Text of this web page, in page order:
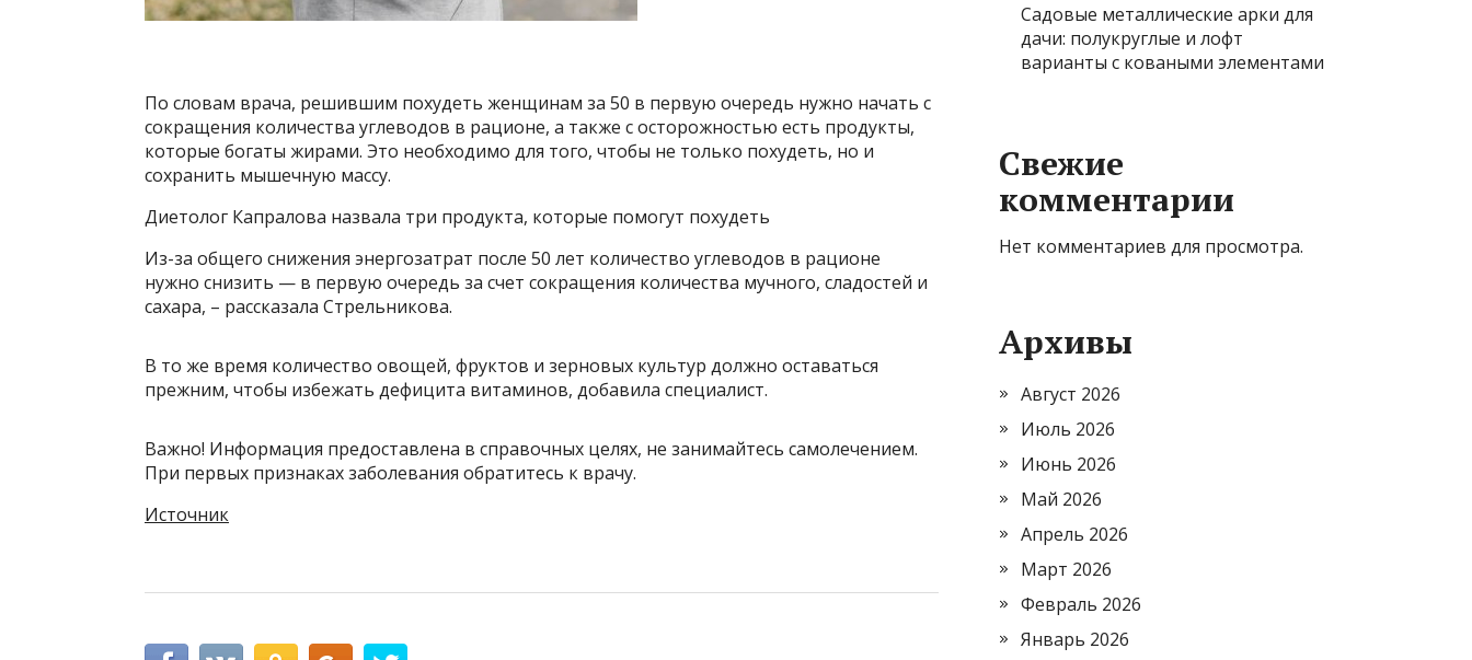
По словам врача, решившим похудеть женщинам за 50 в первую очередь нужно начать с
сокращения количества углеводов в рационе, а также с осторожностью есть продукты,
которые богаты жирами. Это необходимо для того, чтобы не только похудеть, но и
сохранить мышечную массу.
Диетолог Капралова назвала три продукта, которые помогут похудеть
Из-за общего снижения энергозатрат после 50 лет количество углеводов в рационе
нужно снизить — в первую очередь за счет сокращения количества мучного, сладостей и
сахара, – рассказала Стрельникова.
В то же время количество овощей, фруктов и зерновых культур должно оставаться
прежним, чтобы избежать дефицита витаминов, добавила специалист.
Важно! Информация предоставлена в справочных целях, не занимайтесь самолечением.
При первых признаках заболевания обратитесь к врачу.
Источник
Садовые металлические арки для
дачи: полукруглые и лофт
варианты с коваными элементами
Свежие
комментарии
Нет комментариев для просмотра.
Архивы
Август 2026
Июль 2026
Июнь 2026
Май 2026
Апрель 2026
Март 2026
Февраль 2026
Январь 2026